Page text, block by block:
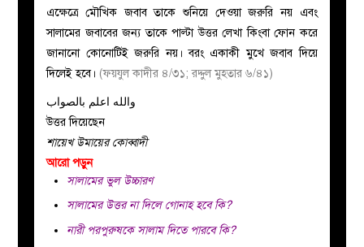
এক্ষেত্রে মৌখিক জবাব তাকে শুনিয়ে দেওয়া জরুরি নয় এবং
সালামের জবাবের জন্য তাকে পাল্টা উত্তর লেখা কিংবা ফোন করে
জানানো কোনোটিই জরুরি নয়। বরং একাকী মুখে জবাব দিয়ে
দিলেই হবে। (ফয়যুল কাদীর ৪/৩১; রদ্দুল মুহতার ৬/৪১)
والله اعلم بالصواب
উত্তর দিয়েছেন
শায়েখ উমায়ের কোব্বাদী
আরো পড়ুন
সালামের ভুল উচ্চারণ
সালামের উত্তর না দিলে গোনাহ হবে কি?
নারী পরপুরুষকে সালাম দিতে পারবে কি?